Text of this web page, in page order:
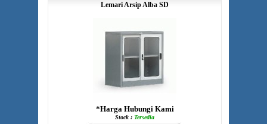
Lemari Arsip Alba SD
*Harga Hubungi Kami
Stock : Tersedia